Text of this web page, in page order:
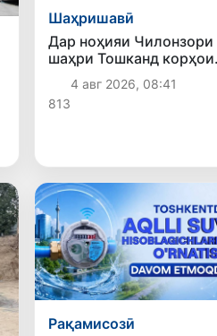
Шаҳришавӣ
Дар ноҳияи Чилонзори
шаҳри Тошканд корҳои
ободонӣ ва озодсозии
фазои ҷамъиятӣ идома
доранд
4 авг 2026, 08:41
813
Рақамисозӣ